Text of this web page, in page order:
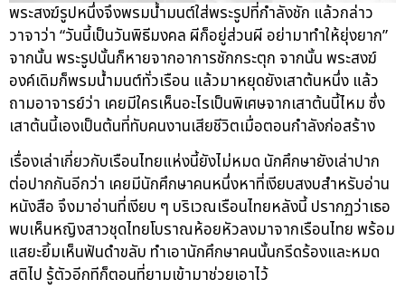
พระสงฆ์รูปหนึ่งจึงพรมน้ำมนต์ใส่พระรูปที่กำลังชัก แล้วกล่าว
วาจาว่า “วันนี้เป็นวันพิธีมงคล ผีก็อยู่ส่วนผี อย่ามาทำให้ยุ่งยาก”
จากนั้น พระรูปนั้นก็หายจากอาการชักกระตุก จากนั้น พระสงฆ์
องค์เดิมก็พรมน้ำมนต์ทั่วเรือน แล้วมาหยุดยังเสาต้นหนึ่ง แล้ว
ถามอาจารย์ว่า เคยมีใครเห็นอะไรเป็นพิเศษจากเสาต้นนี้ไหม ซึ่ง
เสาต้นนี้เองเป็นต้นที่ทับคนงานเสียชีวิตเมื่อตอนกำลังก่อสร้าง
เรื่องเล่าเกี่ยวกับเรือนไทยแห่งนี้ยังไม่หมด นักศึกษายังเล่าปาก
ต่อปากกันอีกว่า เคยมีนักศึกษาคนหนึ่งหาที่เงียบสงบสำหรับอ่าน
หนังสือ จึงมาอ่านที่เงียบ ๆ บริเวณเรือนไทยหลังนี้ ปรากฏว่าเธอ
พบเห็นหญิงสาวชุดไทยโบราณห้อยหัวลงมาจากเรือนไทย พร้อม
แสยะยิ้มเห็นฟันดำขลับ ทำเอานักศึกษาคนนั้นกรีดร้องและหมด
สติไป รู้ตัวอีกทีก็ตอนที่ยามเข้ามาช่วยเอาไว้